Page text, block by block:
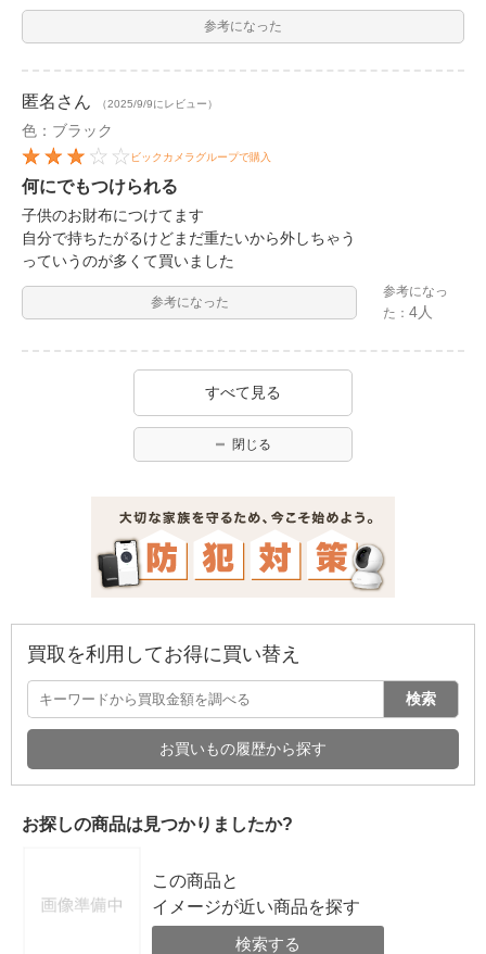
参考になった
匿名 さん （2025/9/9にレビュー）
色：ブラック
ビックカメラグループで購入
何にでもつけられる
子供のお財布につけてます
自分で持ちたがるけどまだ重たいから外しちゃう
っていうのが多くて買いました
参考になった
参考になっ
た：4人
すべて見る
閉じる
買取を利用してお得に買い替え
検索
お買いもの履歴から探す
お探しの商品は見つかりましたか?
この商品と
イメージが近い商品を探す
検索する